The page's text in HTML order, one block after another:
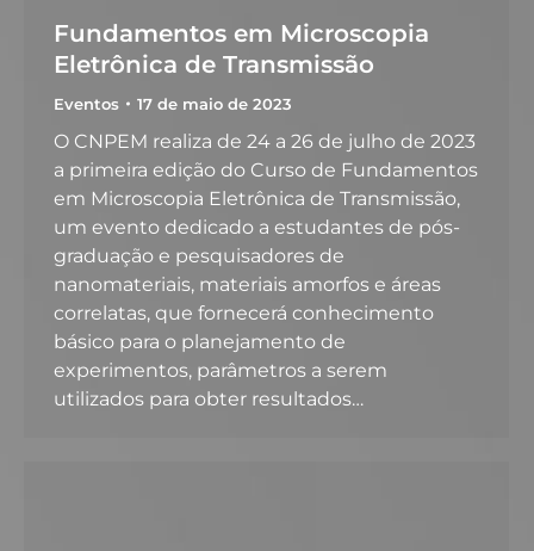
Fundamentos em Microscopia
Eletrônica de Transmissão
Eventos 17 de maio de 2023
O CNPEM realiza de 24 a 26 de julho de 2023
a primeira edição do Curso de Fundamentos
em Microscopia Eletrônica de Transmissão,
um evento dedicado a estudantes de pós-
graduação e pesquisadores de
nanomateriais, materiais amorfos e áreas
correlatas, que fornecerá conhecimento
básico para o planejamento de
experimentos, parâmetros a serem
utilizados para obter resultados…